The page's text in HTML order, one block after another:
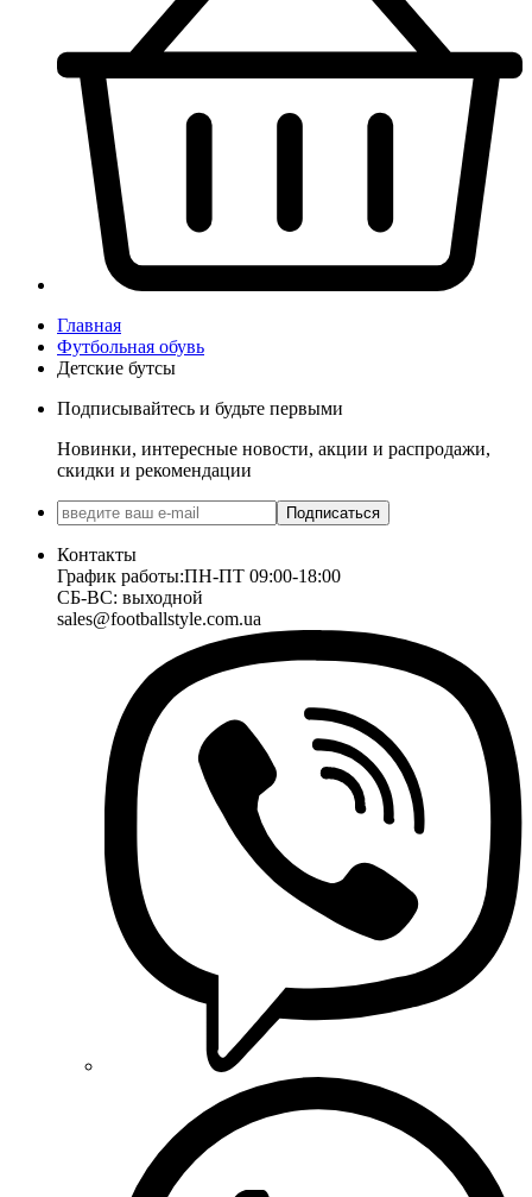
Главная
Футбольная обувь
Детские бутсы
Подписывайтесь и будьте первыми
Новинки, интересные новости, акции и распродажи,
скидки и рекомендации
Подписаться
Контакты
График работы:ПН-ПТ 09:00-18:00
СБ-ВС: выходной
sales@footballstyle.com.ua